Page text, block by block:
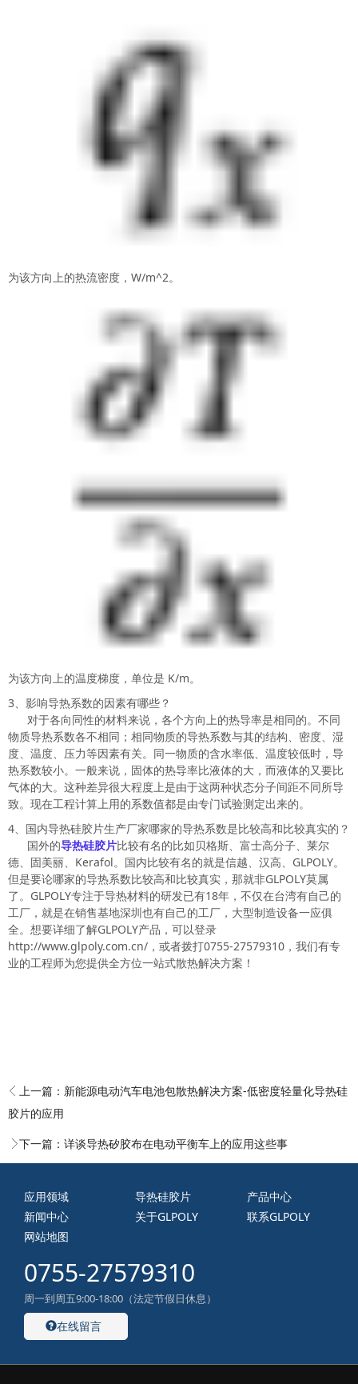
为该方向上的热流密度，W/m^2。
为该方向上的温度梯度，单位是 K/m。
3、影响导热系数的因素有哪些？
对于各向同性的材料来说，各个方向上的热导率是相同的。不同
物质导热系数各不相同；相同物质的导热系数与其的结构、密度、湿
度、温度、压力等因素有关。同一物质的含水率低、温度较低时，导
热系数较小。一般来说，固体的热导率比液体的大，而液体的又要比
气体的大。这种差异很大程度上是由于这两种状态分子间距不同所导
致。现在工程计算上用的系数值都是由专门试验测定出来的。
4、国内导热硅胶片生产厂家哪家的导热系数是比较高和比较真实的？
国外的导热硅胶片比较有名的比如贝格斯、富士高分子、莱尔
德、固美丽、Kerafol。国内比较有名的就是信越、汉高、GLPOLY。
但是要论哪家的导热系数比较高和比较真实，那就非GLPOLY莫属
了。GLPOLY专注于导热材料的研发已有18年，不仅在台湾有自己的
工厂，就是在销售基地深圳也有自己的工厂，大型制造设备一应俱
全。想要详细了解GLPOLY产品，可以登录
http://www.glpoly.com.cn/，或者拨打0755-27579310，我们有专
业的工程师为您提供全方位一站式散热解决方案！
上一篇： 新能源电动汽车电池包散热解决方案-低密度轻量化导热硅
胶片的应用
下一篇： 详谈导热矽胶布在电动平衡车上的应用这些事
应用领域 导热硅胶片
产品中心
新闻中心
关于GLPOLY
联系GLPOLY
网站地图
0755-27579310
周一到周五9:00-18:00（法定节假日休息）
在线留言